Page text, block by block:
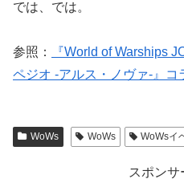
では、では。
参照：
『World of Warships
ペジオ ‐アルス・ノヴァ‐』
WoWs WoWs WoWsイ
スポンサ